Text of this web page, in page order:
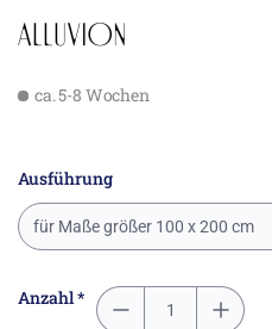
ca. 5-8 Wochen
Ausführung
für Maße größer 100 x 200 cm
Anzahl *